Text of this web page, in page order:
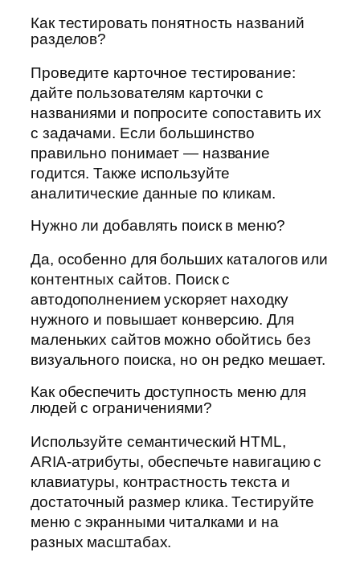
Как тестировать понятность названий
разделов?
Проведите карточное тестирование:
дайте пользователям карточки с
названиями и попросите сопоставить их
с задачами. Если большинство
правильно понимает — название
годится. Также используйте
аналитические данные по кликам.
Нужно ли добавлять поиск в меню?
Да, особенно для больших каталогов или
контентных сайтов. Поиск с
автодополнением ускоряет находку
нужного и повышает конверсию. Для
маленьких сайтов можно обойтись без
визуального поиска, но он редко мешает.
Как обеспечить доступность меню для
людей с ограничениями?
Используйте семантический HTML,
ARIA-атрибуты, обеспечьте навигацию с
клавиатуры, контрастность текста и
достаточный размер клика. Тестируйте
меню с экранными читалками и на
разных масштабах.